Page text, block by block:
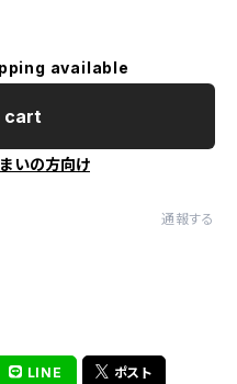
available
cart
いの方向け
通報する
LINE ポスト